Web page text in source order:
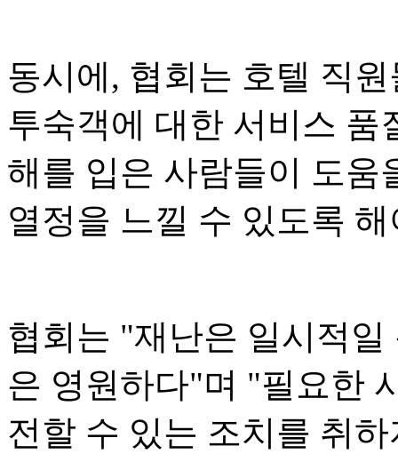
동시에, 협회는 호텔 직
투숙객에 대한 서비스 품
해를 입은 사람들이 도움
열정을 느낄 수 있도록
협회는 "재난은 일시적
은 영원하다"며 "필요한
전할 수 있는 조치를 취